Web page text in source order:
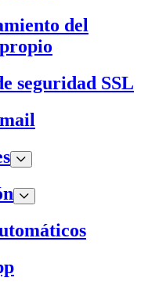
del
seguridad SSL